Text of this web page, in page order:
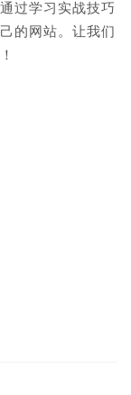
过学习实战技巧
的网站。让我们